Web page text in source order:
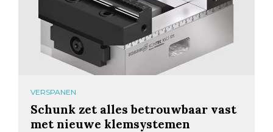
VERSPANEN
Schunk zet alles betrouwbaar vast
met nieuwe klemsystemen